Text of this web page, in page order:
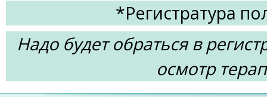
*Регистратура
Надо будет обраться в
осмотр